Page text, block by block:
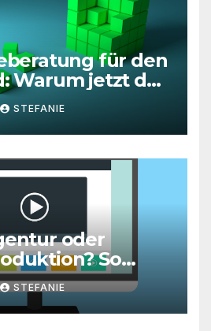
für den
Warum jetzt der
für eine
KI-
STEFANIE
oder
So
den
zu
Video-Content
STEFANIE